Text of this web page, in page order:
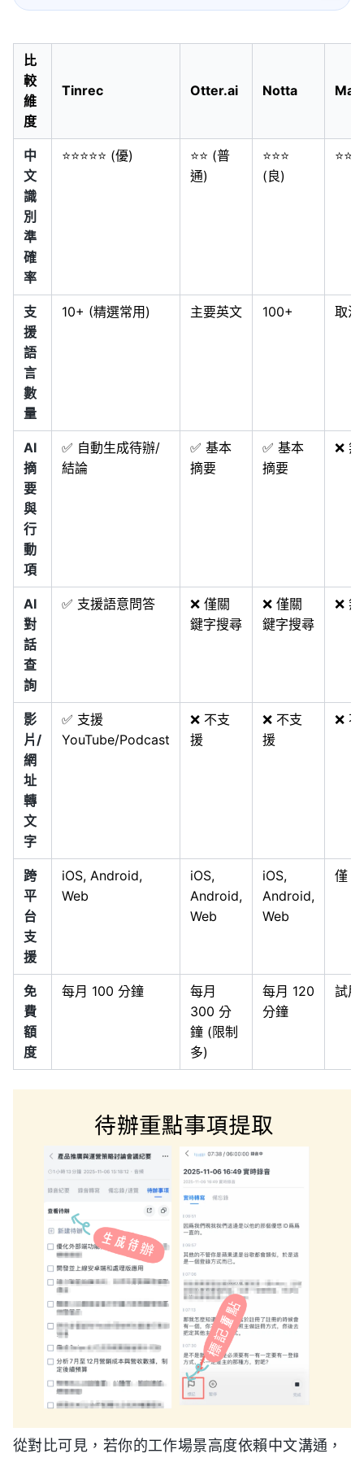
比
較
維
度
Tinrec Otter.ai Notta
中
文
識
別
準
確
率
⭐⭐⭐⭐⭐ (優)
⭐⭐ (普
通)
⭐⭐⭐
(良)
支
援
語
言
數
量
10+ (精選常用) 主要英文 100+ 取決
AI
摘
要
與
行
動
項
✅ 自動生成待辦/
結論
✅ 基本
摘要
✅ 基本
摘要
❌ 無
AI
對
話
查
詢
✅ 支援語意問答
❌ 僅關
鍵字搜尋
❌ 僅關
鍵字搜尋
❌ 無
影
片/
網
址
轉
文
字
✅ 支援
YouTube/Podcast
❌ 不支
援
❌ 不支
援
❌
跨
平
台
支
援
iOS, Android,
Web
iOS,
Android,
Web
iOS,
Android,
Web
僅
免
費
額
度
每月 100 分鐘
每月
300 分
鐘 (限制
多)
每月 120
分鐘
試用
從對比可見，若你的工作場景高度依賴中文溝通，